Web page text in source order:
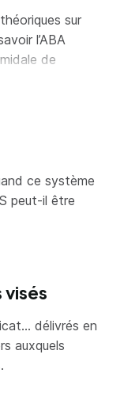
sur
l’ABA
de
à un
de la
ce système
peut-il être
et par qui ?
délivrés en
auxquels